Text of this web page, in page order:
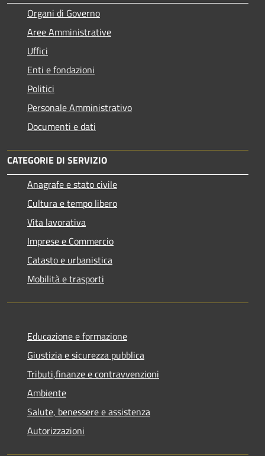
Organi di Governo
Aree Amministrative
Uffici
Enti e fondazioni
Politici
Personale Amministrativo
Documenti e dati
CATEGORIE DI SERVIZIO
Anagrafe e stato civile
Cultura e tempo libero
Vita lavorativa
Imprese e Commercio
Catasto e urbanistica
Mobilità e trasporti
Educazione e formazione
Giustizia e sicurezza pubblica
Tributi,finanze e contravvenzioni
Ambiente
Salute, benessere e assistenza
Autorizzazioni